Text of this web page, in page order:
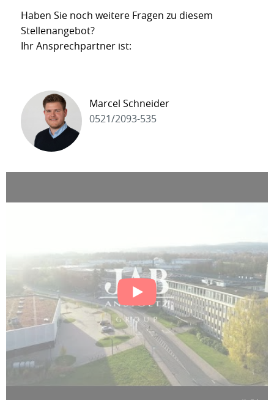
Haben Sie noch weitere Fragen zu diesem
Stellenangebot?
Ihr Ansprechpartner ist:
Marcel Schneider
0521/2093-535